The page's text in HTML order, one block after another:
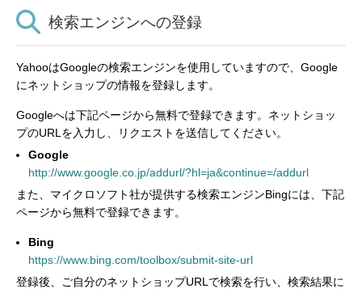
検索エンジンへの登録
YahooはGoogleの検索エンジンを使用していますので、Google
にネットショップの情報を登録します。
Googleへは下記ページから無料で登録できます。ネットショッ
プのURLを入力し、リクエストを送信してください。
Google
http://www.google.co.jp/addurl/?hl=ja&continue=/addurl
また、マイクロソフト社が提供する検索エンジンBingには、下記
ページから無料で登録できます。
Bing
https://www.bing.com/toolbox/submit-site-url
登録後、ご自分のネットショップURLで検索を行い、検索結果に